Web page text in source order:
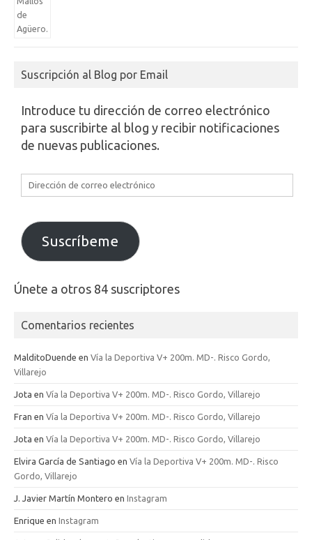
Suscripción al Blog por Email
Introduce tu dirección de correo electrónico
para suscribirte al blog y recibir notificaciones
de nuevas publicaciones.
Dirección
de
electrónico
Suscríbeme
Únete a otros 84 suscriptores
Comentarios recientes
MalditoDuende en Vía la Deportiva V+ 200m. MD-. Risco Gordo,
Villarejo
Jota en Vía la Deportiva V+ 200m. MD-. Risco Gordo, Villarejo
Fran en Vía la Deportiva V+ 200m. MD-. Risco Gordo, Villarejo
Jota en Vía la Deportiva V+ 200m. MD-. Risco Gordo, Villarejo
Elvira García de Santiago en Vía la Deportiva V+ 200m. MD-. Risco
Gordo, Villarejo
J. Javier Martín Montero en Instagram
Enrique en Instagram